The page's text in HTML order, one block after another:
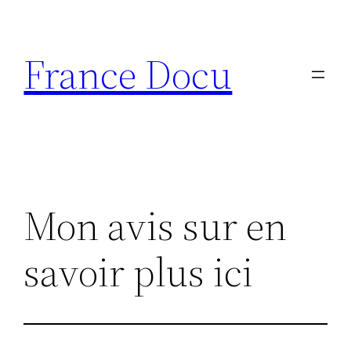
contenu
France Docu
Mon avis sur en
savoir plus ici